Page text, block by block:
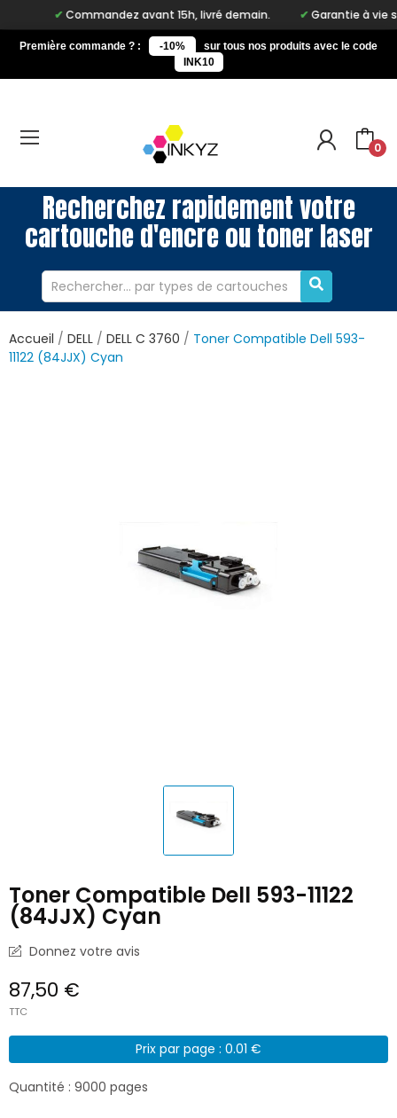
Commandez avant 15h, livré demain. Garantie à vie sur
Première commande ? : -10%
sur tous nos produits avec le code
INK10
0
Recherchez rapidement votre
cartouche d'encre ou toner laser
Accueil DELL DELL C 3760
Toner Compatible Dell 593-
11122 (84JJX) Cyan
Toner Compatible Dell 593-11122
(84JJX) Cyan
Donnez votre avis
87,50 €
TTC
Prix par page : 0.01 €
Quantité : 9000 pages